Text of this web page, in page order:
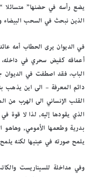
يضع رأسه في حضنها” متسائلا
الذين نبحث في السحب البيضاء
في الديوان يرى الحطاب أمه
أعماقه كفيض سحري في داخله،
الباب، فقد اصطفت في الديوان
دائم المعرفة – الى اين يذهب
القلب الإنساني الى الهرب من
الذي يقودها إليه, لذا لا قوة
بدرية وطعمها الأمومي,
يلمح صورته في عينيها لكنه
وفي مداخلة للسيناريست